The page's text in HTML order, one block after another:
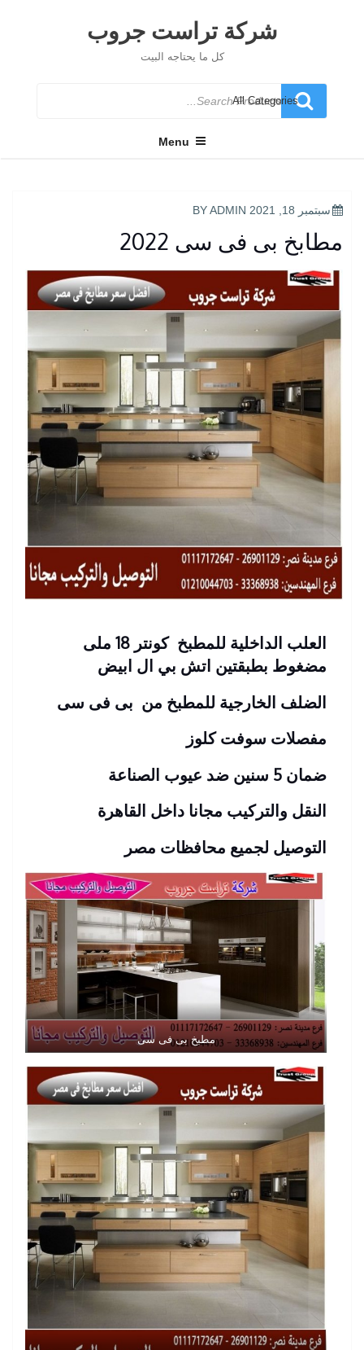
شركة تراست جروب
كل ما يحتاجه البيت
Search
for
Menu
POSTED
سبتمبر 18, 2021 ADMIN
مطابخ بى فى سى 2022
العلب الداخلية للمطبخ كونتر 18 ملى
مضغوط بطبقتين اتش بي ال ابيض
الضلف الخارجية للمطبخ من بى فى سى
مفصلات سوفت كلوز
ضمان 5 سنين ضد عيوب الصناعة
النقل والتركيب مجانا داخل القاهرة
التوصيل لجميع محافظات مصر
مطبخ بى فى سى